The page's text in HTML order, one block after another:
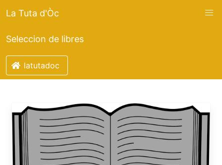
La Tuta d'Òc
Seleccion de libres
latutadoc